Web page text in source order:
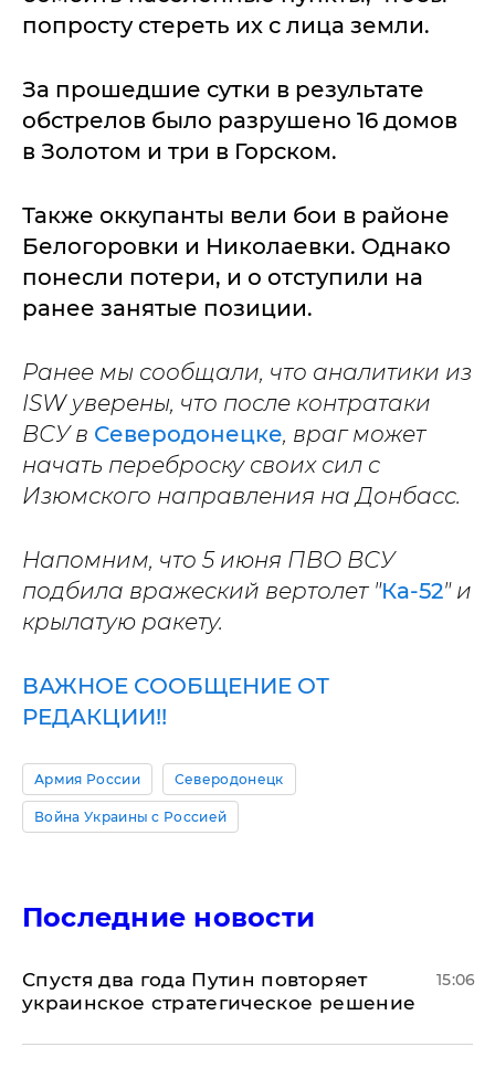
попросту стереть их с лица земли.
За прошедшие сутки в результате
обстрелов было разрушено 16 домов
в Золотом и три в Горском.
Также оккупанты вели бои в районе
Белогоровки и Николаевки. Однако
понесли потери, и о отступили на
ранее занятые позиции.
Ранее мы сообщали, что аналитики из
ISW уверены, что после контратаки
ВСУ в Северодонецке, враг может
начать переброску своих сил с
Изюмского направления на Донбасс.
Напомним, что 5 июня ПВО ВСУ
подбила вражеский вертолет "Ка-52" и
крылатую ракету.
ВАЖНОЕ СООБЩЕНИЕ ОТ
РЕДАКЦИИ!!
Армия России Северодонецк
Война Украины с Россией
Последние новости
Спустя два года Путин повторяет
украинское стратегическое решение
15:06